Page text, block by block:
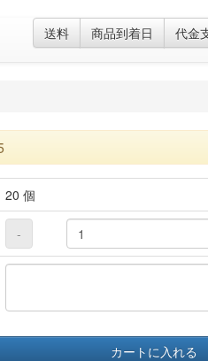
送料 商品到着日 代金
20 個
-
カートに入れる